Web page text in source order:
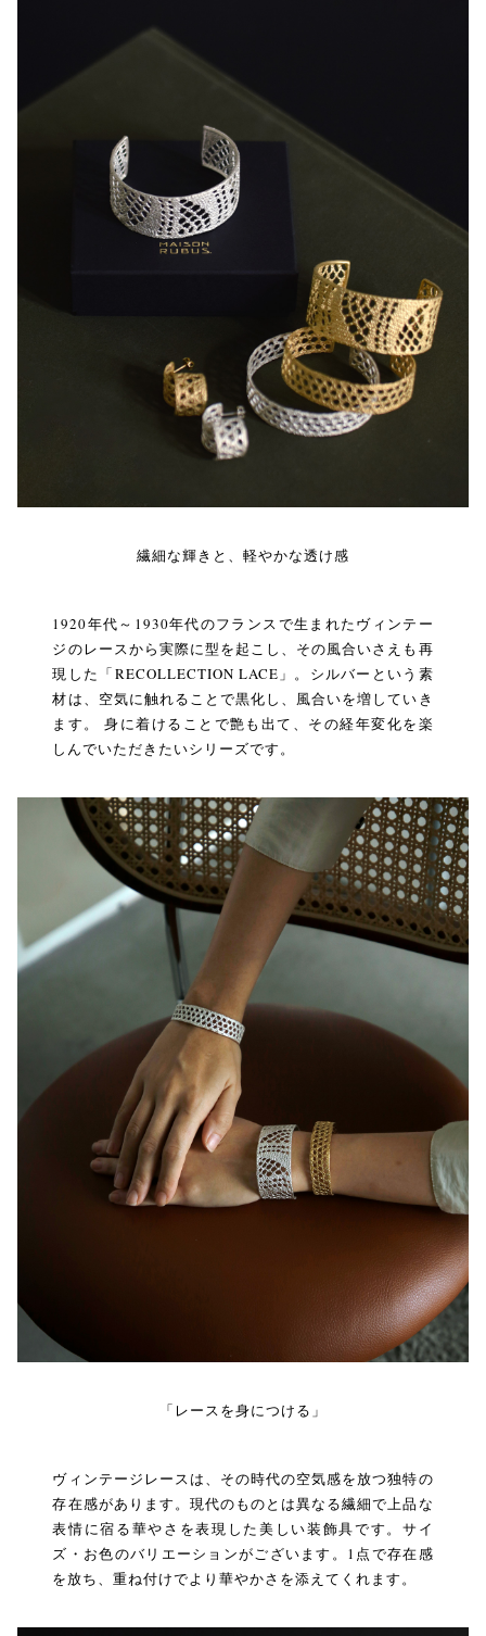
繊細な輝きと、軽やかな透け感
1920年代～1930年代のフランスで生まれたヴィンテー
ジのレースから実際に型を起こし、その風合いさえも再
現した「RECOLLECTION LACE」。シルバーという素
材は、空気に触れることで黒化し、風合いを増していき
ます。 身に着けることで艶も出て、その経年変化を楽
しんでいただきたいシリーズです。
「レースを身につける」
ヴィンテージレースは、その時代の空気感を放つ独特の
存在感があります。現代のものとは異なる繊細で上品な
表情に宿る華やさを表現した美しい装飾具です。サイ
ズ・お色のバリエーションがございます。1点で存在感
を放ち、重ね付けでより華やかさを添えてくれます。